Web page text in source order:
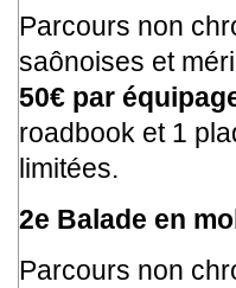
Parcours non
saônoises et
50€ par
roadbook et 1
limitées.
2e Balade en
Parcours non